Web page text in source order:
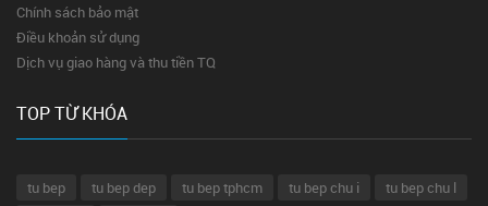
Chính sách bảo mật
Điều khoản sử dụng
Dịch vụ giao hàng và thu tiền TQ
TOP TỪ KHÓA
tu bep tu bep dep tu bep tphcm tu bep chu i
tu bep chu l